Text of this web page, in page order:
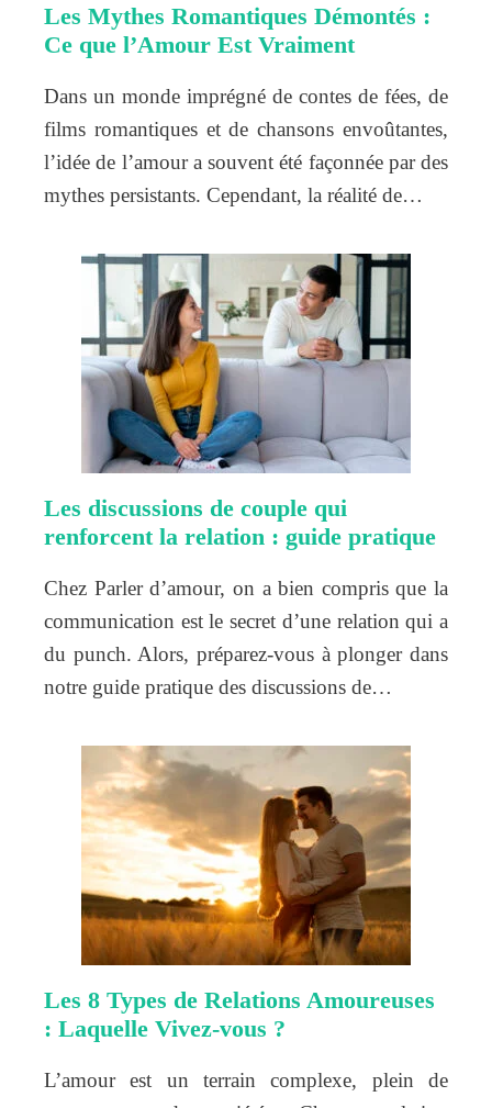
Les Mythes Romantiques Démontés :
Ce que l’Amour Est Vraiment
Dans un monde imprégné de contes de fées, de
films romantiques et de chansons envoûtantes,
l’idée de l’amour a souvent été façonnée par des
mythes persistants. Cependant, la réalité de…
Les discussions de couple qui
renforcent la relation : guide pratique
Chez Parler d’amour, on a bien compris que la
communication est le secret d’une relation qui a
du punch. Alors, préparez-vous à plonger dans
notre guide pratique des discussions de…
Les 8 Types de Relations Amoureuses
: Laquelle Vivez-vous ?
L’amour est un terrain complexe, plein de